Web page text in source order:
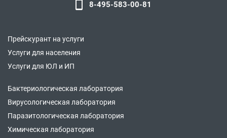
8-495-583-00-81
Прейскурант на услуги
Услуги для населения
Услуги для ЮЛ и ИП
Бактериологическая лаборатория
Вирусологическая лаборатория
Паразитологическая лаборатория
Химическая лаборатория